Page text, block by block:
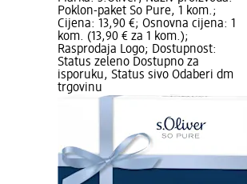
Poklon-paket So Pure, 1 kom.;
Cijena: 13,90 €; Osnovna cijena: 1
kom. (13,90 € za 1 kom.);
Rasprodaja Logo; Dostupnost:
Status zeleno Dostupno za
isporuku, Status sivo Odaberi dm
trgovinu